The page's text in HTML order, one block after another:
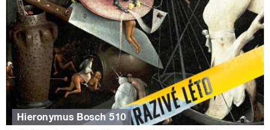
Hieronymus Bosch 510